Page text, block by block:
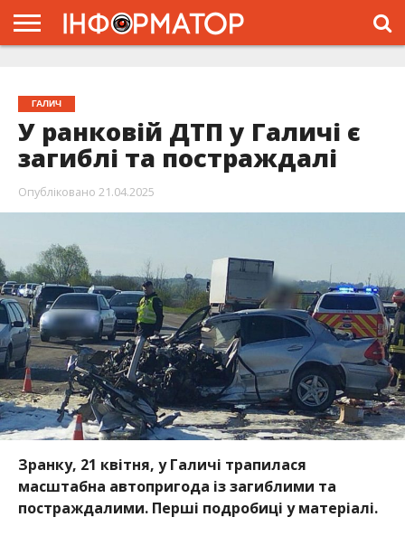
ГАЛИЧ
У ранковій ДТП у Галичі є
загиблі та постраждалі
Опубліковано 21.04.2025
Зранку, 21 квітня, у Галичі трапилася
масштабна автопригода із загиблими та
постраждалими. Перші подробиці у матеріалі.